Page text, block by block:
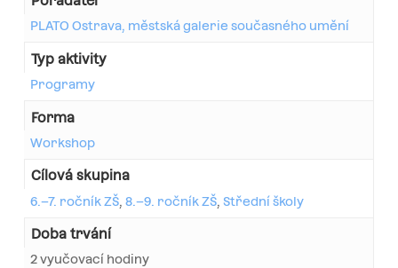
PLATO Ostrava, městská galerie současného umění
Typ aktivity
Programy
Forma
Workshop
Cílová skupina
6.–7. ročník ZŠ, 8.–9. ročník ZŠ, Střední školy
Doba trvání
2 vyučovací hodiny